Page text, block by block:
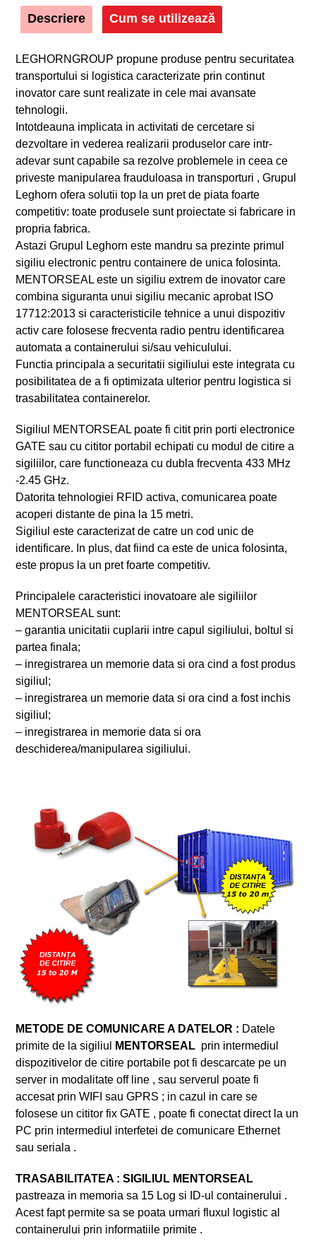
Descriere Cum se utilizează
LEGHORNGROUP propune produse pentru securitatea
transportului si logistica caracterizate prin continut
inovator care sunt realizate in cele mai avansate
tehnologii.
Intotdeauna implicata in activitati de cercetare si
dezvoltare in vederea realizarii produselor care intr-
adevar sunt capabile sa rezolve problemele in ceea ce
priveste manipularea frauduloasa in transporturi , Grupul
Leghorn ofera solutii top la un pret de piata foarte
competitiv: toate produsele sunt proiectate si fabricare in
propria fabrica.
Astazi Grupul Leghorn este mandru sa prezinte primul
sigiliu electronic pentru containere de unica folosinta.
MENTORSEAL este un sigiliu extrem de inovator care
combina siguranta unui sigiliu mecanic aprobat ISO
17712:2013 si caracteristicile tehnice a unui dispozitiv
activ care folosese frecventa radio pentru identificarea
automata a containerului si/sau vehiculului.
Functia principala a securitatii sigiliului este integrata cu
posibilitatea de a fi optimizata ulterior pentru logistica si
trasabilitatea containerelor.
Sigiliul MENTORSEAL poate fi citit prin porti electronice
GATE sau cu cititor portabil echipati cu modul de citire a
sigiliilor, care functioneaza cu dubla frecventa 433 MHz
-2.45 GHz.
Datorita tehnologiei RFID activa, comunicarea poate
acoperi distante de pina la 15 metri.
Sigiliul este caracterizat de catre un cod unic de
identificare. In plus, dat fiind ca este de unica folosinta,
este propus la un pret foarte competitiv.
Principalele caracteristici inovatoare ale sigiliilor
MENTORSEAL sunt:
– garantia unicitatii cuplarii intre capul sigiliului, boltul si
partea finala;
– inregistrarea un memorie data si ora cind a fost produs
sigiliul;
– inregistrarea un memorie data si ora cind a fost inchis
sigiliul;
– inregistrarea in memorie data si ora
deschiderea/manipularea sigiliului.
METODE DE COMUNICARE A DATELOR : Datele
primite de la sigiliul
MENTORSEAL prin intermediul
dispozitivelor de citire portabile pot fi descarcate pe un
server in modalitate off line , sau serverul poate fi
accesat prin WIFI sau GPRS ; in cazul in care se
folosese un cititor fix GATE , poate fi conectat direct la un
PC prin intermediul interfetei de comunicare Ethernet
sau seriala .
TRASABILITATEA : SIGILIUL MENTORSEAL
pastreaza in memoria sa 15 Log si ID-ul containerului .
Acest fapt permite sa se poata urmari fluxul logistic al
containerului prin informatiile primite .